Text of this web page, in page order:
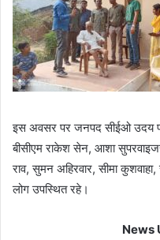
इस अवसर पर जनपद सीईओ उदय
बीसीएम राकेश सेन, आशा
राव, सुमन अहिरवार, सीमा
लोग उपस्थित रहे।
News